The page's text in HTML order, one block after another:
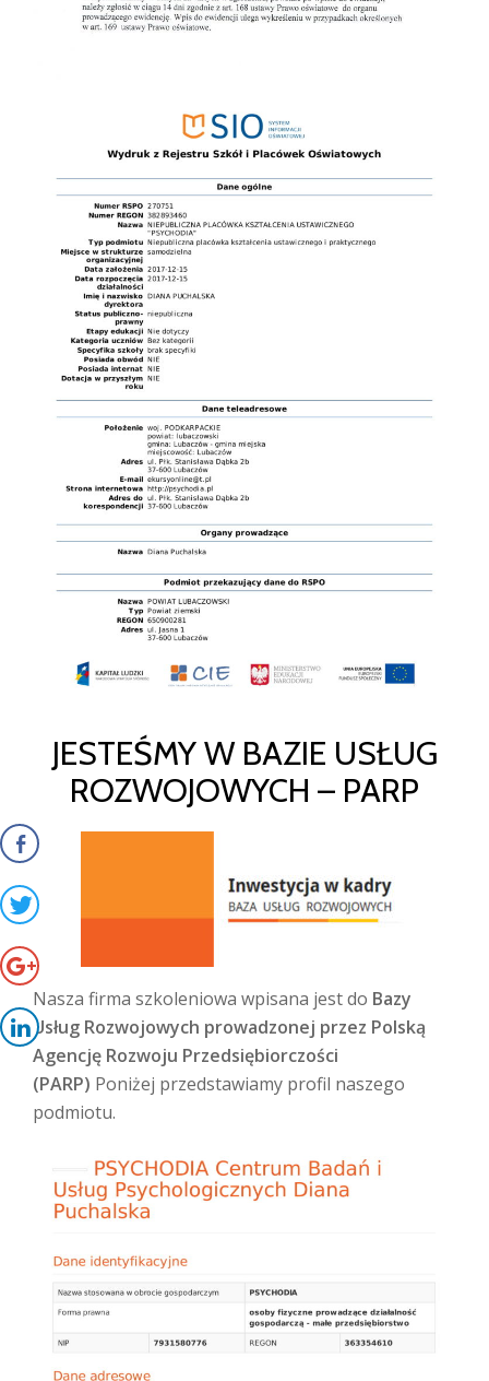
JESTEŚMY W BAZIE USŁUG
ROZWOJOWYCH – PARP
Nasza firma szkoleniowa wpisana jest do Bazy
Usług Rozwojowych prowadzonej przez Polską
Agencję Rozwoju Przedsiębiorczości
(PARP) Poniżej przedstawiamy profil naszego
podmiotu.